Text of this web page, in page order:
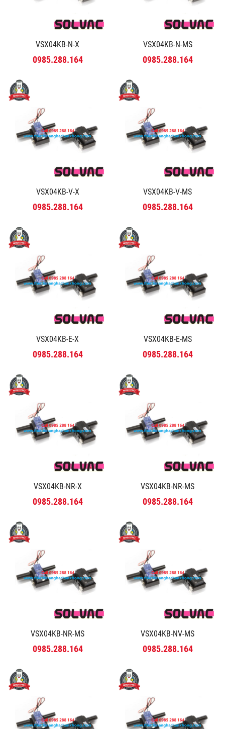
VSX04KB-N-X
0985.288.164
VSX04KB-N-MS
0985.288.164
VSX04KB-V-X
0985.288.164
VSX04KB-V-MS
0985.288.164
VSX04KB-E-X
0985.288.164
VSX04KB-E-MS
0985.288.164
VSX04KB-NR-X
0985.288.164
VSX04KB-NR-MS
0985.288.164
VSX04KB-NR-MS
0985.288.164
VSX04KB-NV-MS
0985.288.164